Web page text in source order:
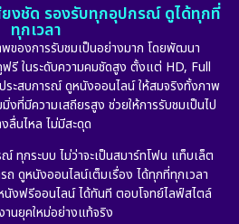
(101)
(17)
(10)
(265)
งชัด รองรับทุกอุปกรณ์ ดูได้ทุกที่
ทุกเวลา
ของการรับชมเป็นอย่างมาก โดยพัฒนา
รี ในระดับความคมชัดสูง ตั้งแต่ HD, Full
ระสบการณ์ ดูหนังออนไลน์ ให้สมจริงทั้งภาพ
ที่มีความเสถียรสูง ช่วยให้การรับชมเป็นไป
ลื่นไหล ไม่มีสะดุด
กระบบ ไม่ว่าจะเป็นสมาร์ทโฟน แท็บเล็ต
ถ ดูหนังออนไลน์เต็มเรื่อง ได้ทุกที่ทุกเวลา
นังฟรีออนไลน์ ได้ทันที ตอบโจทย์ไลฟ์สไตล์
านยุคใหม่อย่างแท้จริง